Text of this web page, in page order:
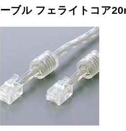
ーブル フェライトコア